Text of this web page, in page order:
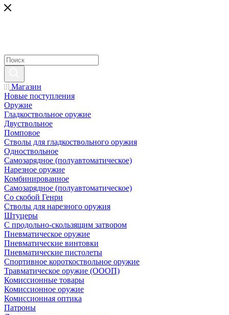
Магазин
Новые поступления
Оружие
Гладкоствольное оружие
Двуствольное
Помповое
Стволы для гладкоствольного оружия
Одноствольное
Самозарядное (полуавтоматическое)
Нарезное оружие
Комбинированное
Самозарядное (полуавтоматическое)
Со скобой Генри
Стволы для нарезного оружия
Штуцеры
С продольно-скользящим затвором
Пневматическое оружие
Пневматические винтовки
Пневматические пистолеты
Спортивное короткоствольное оружие
Травматическое оружие (ОООП)
Комиссионные товары
Комиссионное оружие
Комиссионная оптика
Патроны